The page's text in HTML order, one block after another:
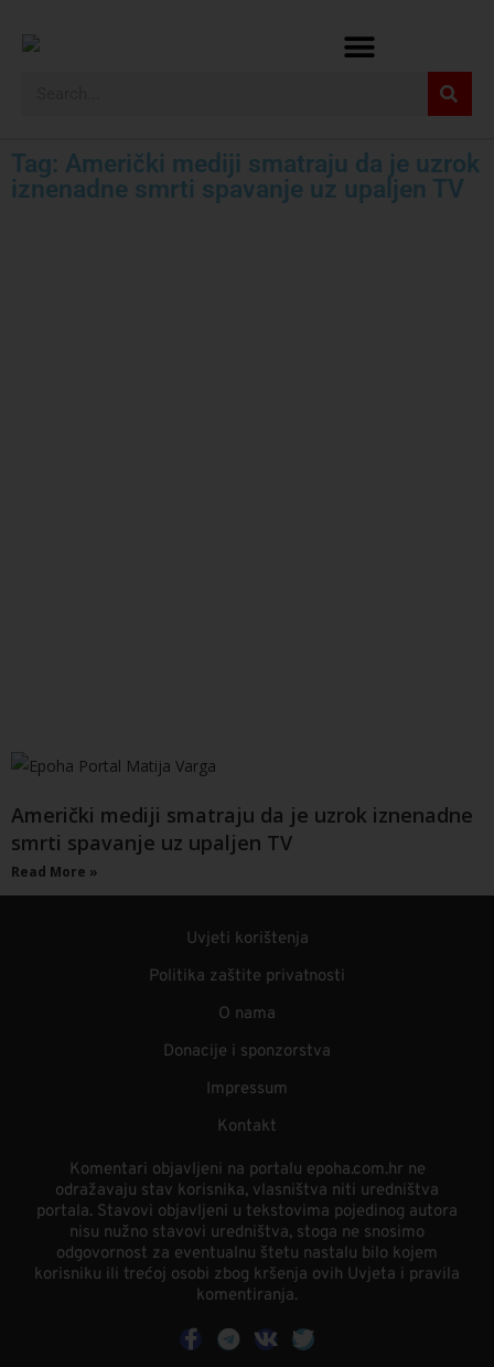
Tag: Američki mediji smatraju da je uzrok
iznenadne smrti spavanje uz upaljen TV
Američki mediji smatraju da je uzrok iznenadne
smrti spavanje uz upaljen TV
Read More »
Uvjeti korištenja
Politika zaštite privatnosti
O nama
Donacije i sponzorstva
Impressum
Kontakt
Komentari objavljeni na portalu epoha.com.hr ne
odražavaju stav korisnika, vlasništva niti uredništva
portala. Stavovi objavljeni u tekstovima pojedinog autora
nisu nužno stavovi uredništva, stoga ne snosimo
odgovornost za eventualnu štetu nastalu bilo kojem
korisniku ili trećoj osobi zbog kršenja ovih Uvjeta i pravila
komentiranja.